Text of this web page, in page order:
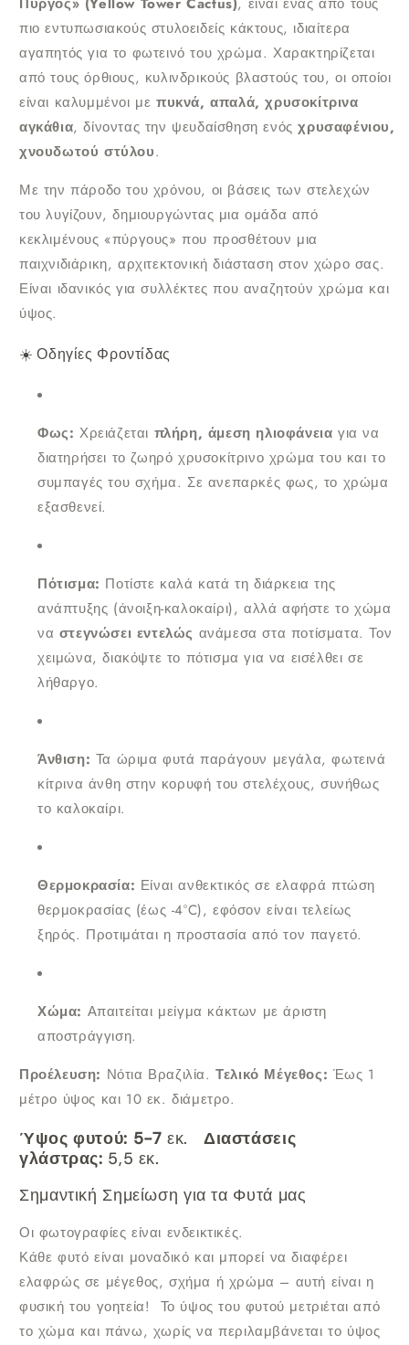
Φ5.5εκ.
Φ5.5εκ.
πιο εντυπωσιακούς στυλοειδείς κάκτους, ιδιαίτερα
αγαπητός για το φωτεινό του χρώμα. Χαρακτηρίζεται
από τους όρθιους, κυλινδρικούς βλαστούς του, οι οποίοι
είναι καλυμμένοι με πυκνά, απαλά, χρυσοκίτρινα
αγκάθια, δίνοντας την ψευδαίσθηση ενόςχρυσαφένιου,
χνουδωτού στύλου.
Με την πάροδο του χρόνου, οι βάσεις των στελεχών
του λυγίζουν, δημιουργώντας μια ομάδα από
κεκλιμένους «πύργους» που προσθέτουν μια
παιχνιδιάρικη, αρχιτεκτονική διάσταση στον χώρο σας.
Είναι ιδανικός για συλλέκτες που αναζητούν χρώμα και
ύψος.
☀️ Οδηγίες Φροντίδας
Φως: Χρειάζεται πλήρη, άμεση ηλιοφάνεια για να
διατηρήσει το ζωηρό χρυσοκίτρινο χρώμα του και το
συμπαγές του σχήμα. Σε ανεπαρκές φως, το χρώμα
εξασθενεί.
Πότισμα: Ποτίστε καλά κατά τη διάρκεια της
ανάπτυξης (άνοιξη-καλοκαίρι), αλλά αφήστε το χώμα
να στεγνώσει εντελώς ανάμεσα στα ποτίσματα. Τον
χειμώνα, διακόψτε το πότισμα για να εισέλθει σε
λήθαργο.
Άνθιση: Τα ώριμα φυτά παράγουν μεγάλα, φωτεινά
κίτρινα άνθη στην κορυφή του στελέχους, συνήθως
το καλοκαίρι.
Θερμοκρασία: Είναι ανθεκτικός σε ελαφρά πτώση
θερμοκρασίας (έως -4°C), εφόσον είναι τελείως
ξηρός. Προτιμάται η προστασία από τον παγετό.
Χώμα: Απαιτείται μείγμα κάκτων με άριστη
αποστράγγιση.
Προέλευση: Νότια Βραζιλία.Τελικό Μέγεθος: Έως 1
μέτρο ύψος και 10 εκ. διάμετρο.
Ύψος φυτού: 5-7 εκ. Διαστάσεις
γλάστρας: 5,5 εκ.
Σημαντική Σημείωση για τα Φυτά μας
Οι φωτογραφίες είναι ενδεικτικές.
Κάθε φυτό είναι μοναδικό και μπορεί να διαφέρει
ελαφρώς σε μέγεθος, σχήμα ή χρώμα – αυτή είναι η
φυσική του γοητεία! Το ύψος του φυτού μετριέται από
το χώμα και πάνω, χωρίς να περιλαμβάνεται το ύψος